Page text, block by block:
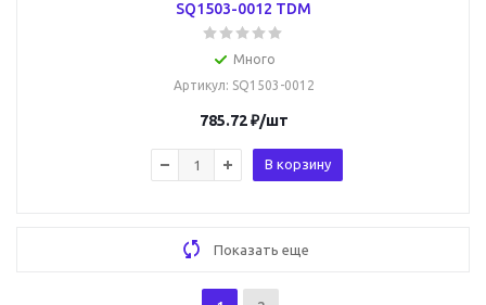
SQ1503-0012 TDM
Много
Артикул: SQ1503-0012
785.72₽/шт
В корзину
Показать еще